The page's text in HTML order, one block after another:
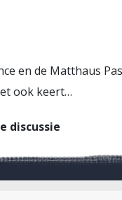
en de Matthaus
ook keert…
discussie